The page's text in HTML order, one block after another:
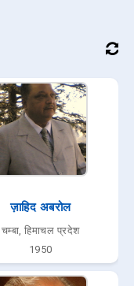
ज़ाहिद अबरोल
चम्बा, हिमाचल प्रदेश
1950